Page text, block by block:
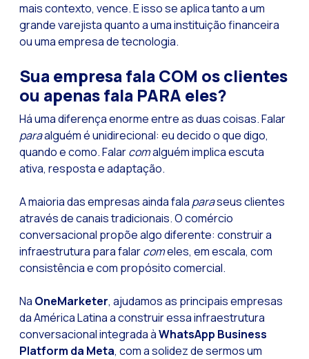
mais contexto, vence. E isso se aplica tanto a um
grande varejista quanto a uma instituição financeira
ou uma empresa de tecnologia.
Sua empresa fala COM os clientes
ou apenas fala PARA eles?
Há uma diferença enorme entre as duas coisas. Falar
paraalguém é unidirecional: eu decido o que digo,
quando e como. Falarcomalguém implica escuta
ativa, resposta e adaptação.
A maioria das empresas ainda fala paraseus clientes
através de canais tradicionais. O comércio
conversacional propõe algo diferente: construir a
infraestrutura para falarcomeles, em escala, com
consistência e com propósito comercial.
Na OneMarketer, ajudamos as principais empresas
da América Latina a construir essa infraestrutura
conversacional integrada àWhatsApp Business
Platform da Meta, com a solidez de sermos um